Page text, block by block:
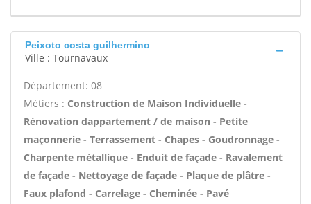
Peixoto costa guilhermino
Ville : Tournavaux
Département: 08
Métiers : Construction de Maison Individuelle -
Rénovation dappartement / de maison - Petite
maçonnerie - Terrassement - Chapes - Goudronnage -
Charpente métallique - Enduit de façade - Ravalement
de façade - Nettoyage de façade - Plaque de plâtre -
Faux plafond - Carrelage - Cheminée - Pavé